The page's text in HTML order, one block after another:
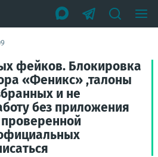
фейков. Блокировка
«Феникс» ,талоны
и не
без приложения